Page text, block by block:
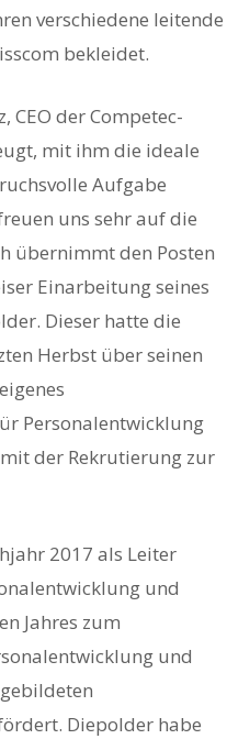
verschiedene leitende
bekleidet.
CEO der Competec-
mit ihm die ideale
Aufgabe
uns sehr auf die
übernimmt den Posten
Einarbeitung seines
Dieser hatte die
Herbst über seinen
Personalentwicklung
der Rekrutierung zur
2017 als Leiter
und
Jahres zum
und
Diepolder habe